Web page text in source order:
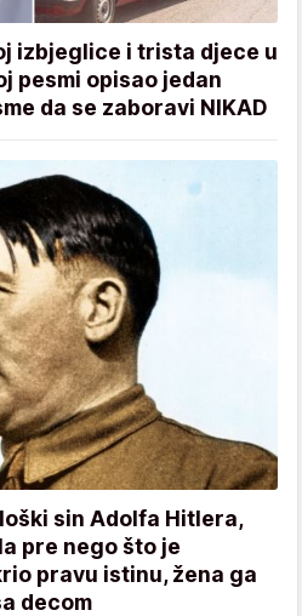
izbjeglice i trista djece u
pesmi opisao jedan
da se zaboravi NIKAD
sin Adolfa Hitlera,
pre nego što je
pravu istinu, žena ga
decom